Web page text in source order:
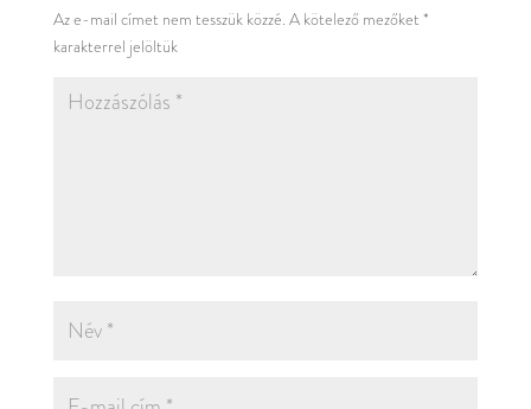
Az e-mail címet nem tesszük közzé. A kötelező mezőket *
karakterrel jelöltük